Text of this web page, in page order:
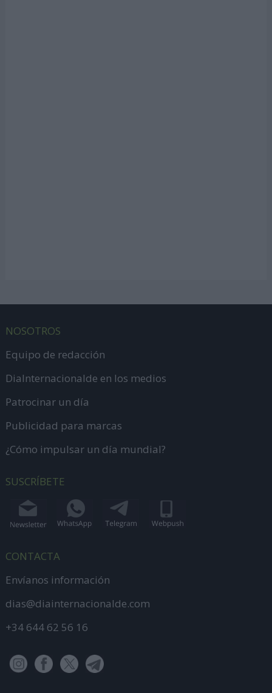
NOSOTROS
Equipo de redacción
DiaInternacionalde en los medios
Patrocinar un día
Publicidad para marcas
¿Cómo impulsar un día mundial?
SUSCRÍBETE
CONTACTA
Envíanos información
dias@diainternacionalde.com
+34 644 62 56 16